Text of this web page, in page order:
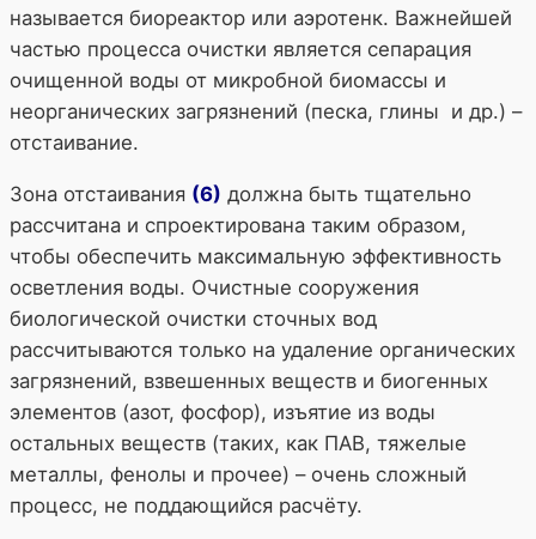
называется биореактор или аэротенк. Важнейшей
частью процесса очистки является сепарация
очищенной воды от микробной биомассы и
неорганических загрязнений (песка, глины и др.) –
отстаивание.
Зона отстаивания (6) должна быть тщательно
рассчитана и спроектирована таким образом,
чтобы обеспечить максимальную эффективность
осветления воды. Очистные сооружения
биологической очистки сточных вод
рассчитываются только на удаление органических
загрязнений, взвешенных веществ и биогенных
элементов (азот, фосфор), изъятие из воды
остальных веществ (таких, как ПАВ, тяжелые
металлы, фенолы и прочее) – очень сложный
процесс, не поддающийся расчёту.